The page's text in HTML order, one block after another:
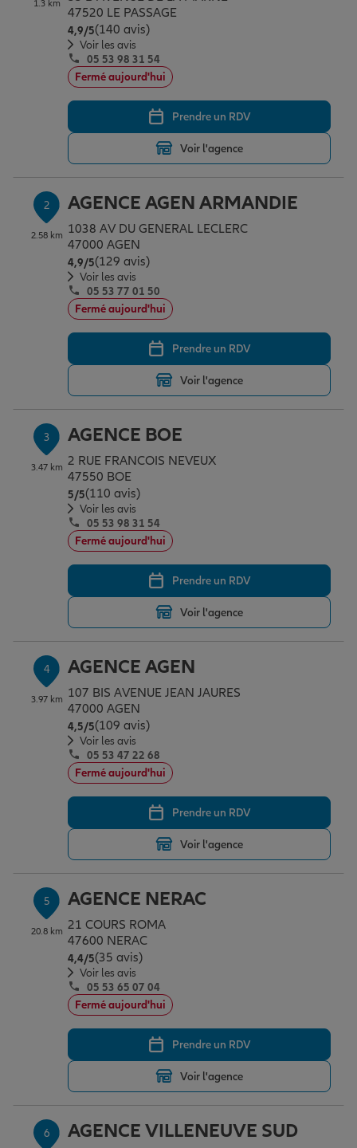
Assurance emprunteur
Prévoyance et dépendance
Assurance animal de compagnie
Protection de la famille
Protection juridique
Épargne & retraite
Plan épargne retraite
Assurance vie
Placements financiers
Investissements immobiliers
Transmission
Vos projets
Partir en vacances
Déménager
Changer de voiture
Départ à la retraite
Conseil assurance
Outre-mer
Assurance auto
Assurance habitation
Garantie des accidents de la vie
Assurance scolaire
Protection juridique
Tous nos devis d'assurance
Professionnels
Allianz en France
1.3 km
47520 LE PASSAGE
4,9/5Note de 4.9 sur 5
(140 avis)
Voir les avis
05 53 98 31 54
Fermé aujourd'hui
Prendre un RDV
Voir l'agence
2
2.58 km
AGENCE AGEN ARMANDIE
1038 AV DU GENERAL LECLERC
47000 AGEN
4,9/5Note de 4.9 sur 5
(129 avis)
Voir les avis
05 53 77 01 50
Fermé aujourd'hui
Prendre un RDV
Voir l'agence
3
3.47 km
AGENCE BOE
2 RUE FRANCOIS NEVEUX
47550 BOE
5/5Note de 5 sur 5
(110 avis)
Voir les avis
05 53 98 31 54
Fermé aujourd'hui
Prendre un RDV
Voir l'agence
4
3.97 km
AGENCE AGEN
107 BIS AVENUE JEAN JAURES
47000 AGEN
4,5/5Note de 4.5 sur 5
(109 avis)
Voir les avis
05 53 47 22 68
Fermé aujourd'hui
Prendre un RDV
Voir l'agence
5
20.8 km
AGENCE NERAC
21 COURS ROMA
47600 NERAC
4,4/5Note de 4.4 sur 5
(35 avis)
Voir les avis
05 53 65 07 04
Fermé aujourd'hui
Prendre un RDV
Voir l'agence
6 AGENCE VILLENEUVE SUD